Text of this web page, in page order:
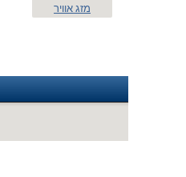
מזג אוויר